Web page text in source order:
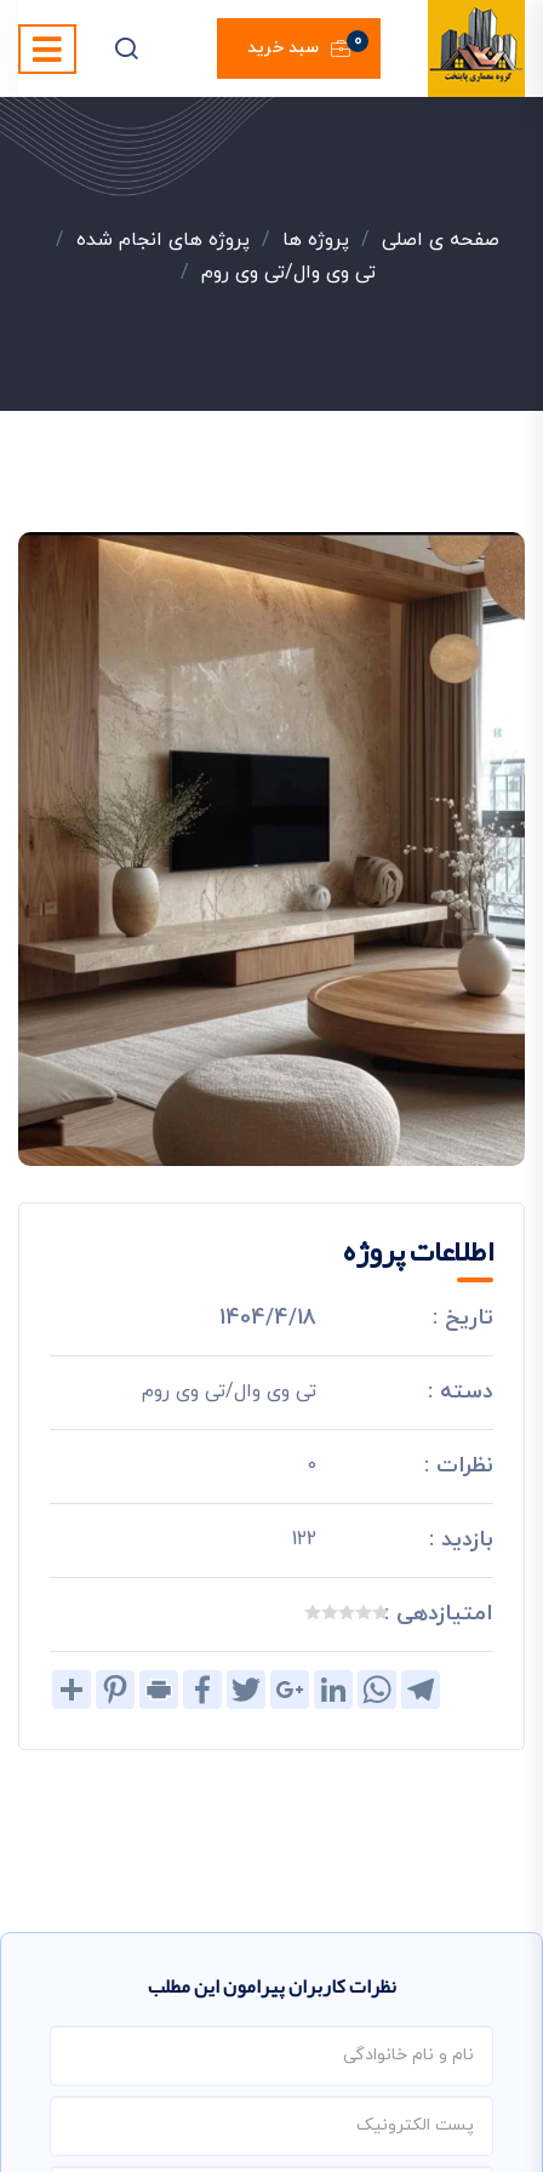
سبد خرید 0
صفحه ی اصلی / پروژه ها / پروژه های انجام شده /
تی وی وال/تی وی روم /
اطلاعات پروژه
تاریخ : 1404/4/18
دسته : تی وی وال/تی وی روم
نظرات : 0
بازدید : 122
امتیازدهی :
Share
PinterestPrint
FacebookTwitterGoogle+LinkedIn
WhatsAppTelegram
نظرات کاربران پیرامون این مطلب